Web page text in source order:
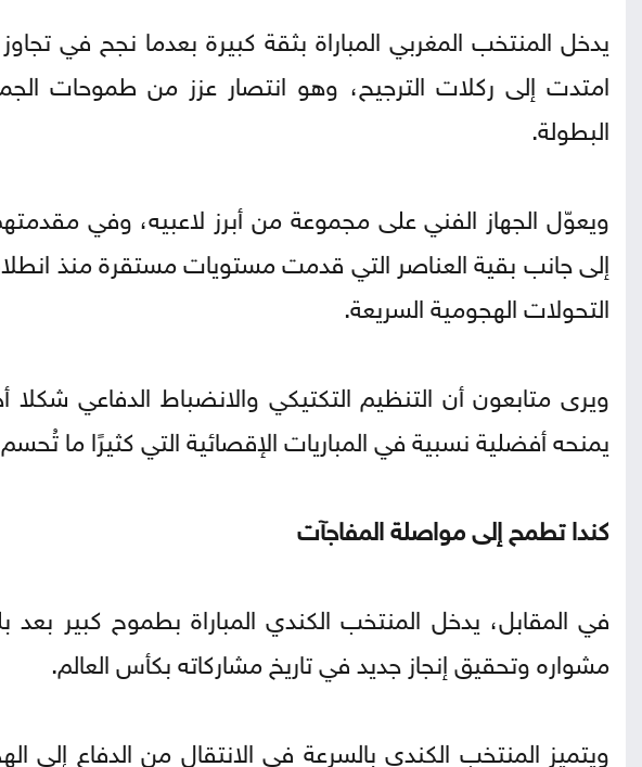
يدخل المنتخب المغربي المباراة بثقة كبيرة بعدما نجح في
امتدت إلى ركلات الترجيح، وهو انتصار عزز من طموحات
البطولة.
ويعوّل الجهاز الفني على مجموعة من أبرز لاعبيه، وفي
إلى جانب بقية العناصر التي قدمت مستويات مستقرة منذ
التحولات الهجومية السريعة.
ويرى متابعون أن التنظيم التكتيكي والانضباط الدفاعي
يمنحه أفضلية نسبية في المباريات الإقصائية التي كثيرًا ما
كندا تطمح إلى مواصلة المفاجآت
في المقابل، يدخل المنتخب الكندي المباراة بطموح كبير بعد
مشواره وتحقيق إنجاز جديد في تاريخ مشاركاته بكأس العالم.
ويتميز المنتخب الكندي بالسرعة في الانتقال من الدفاع إلى